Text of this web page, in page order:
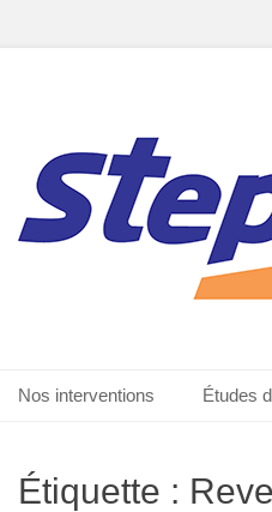
StepLine.fr
StepLine, prospective et
Menu principal
Nos interventions Études
Étiquette :